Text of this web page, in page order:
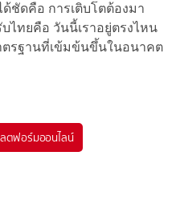
ชัดคือ การเติบโตต้องมา
ทยคือ วันนี้เราอยู่ตรงไหน
ตรฐานที่เข้มข้นขึ้นในอนาคต
ตฟอร์มออนไลน์